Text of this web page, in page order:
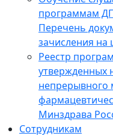
программам
Перечень
зачисления на
Реестр
утвержденных
непрерывного
Минздрава
Сотрудникам